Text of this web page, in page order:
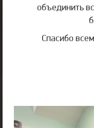
объединить
Спасибо